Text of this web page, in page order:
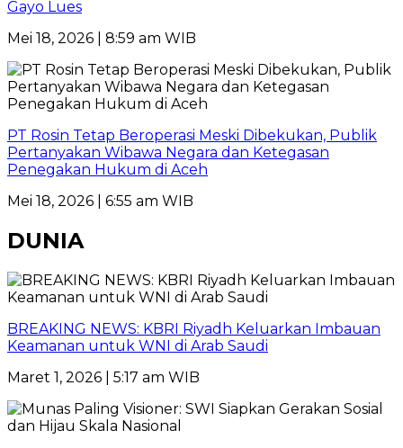
Gayo Lues
Mei 18, 2026 | 8:59 am WIB
PT Rosin Tetap Beroperasi Meski Dibekukan, Publik
Pertanyakan Wibawa Negara dan Ketegasan
Penegakan Hukum di Aceh
Mei 18, 2026 | 6:55 am WIB
DUNIA
BREAKING NEWS: KBRI Riyadh Keluarkan Imbauan
Keamanan untuk WNI di Arab Saudi
Maret 1, 2026 | 5:17 am WIB